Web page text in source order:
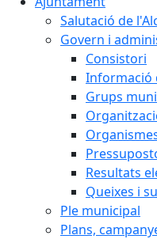
Salutació de
Govern i
Consistori
Informació
Grups
Resultats
Queixes i
Ple municipal
Plans,